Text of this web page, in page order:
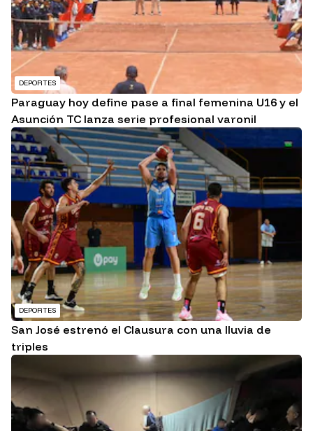
DEPORTES
Paraguay hoy define pase a final femenina U16 y el
Asunción TC lanza serie profesional varonil
DEPORTES
San José estrenó el Clausura con una lluvia de
triples